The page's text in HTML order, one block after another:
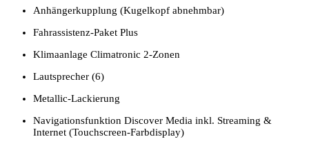
Anhängerkupplung (Kugelkopf abnehmbar)
Fahrassistenz-Paket Plus
Klimaanlage Climatronic 2-Zonen
Lautsprecher (6)
Metallic-Lackierung
Navigationsfunktion Discover Media inkl. Streaming &
Internet (Touchscreen-Farbdisplay)